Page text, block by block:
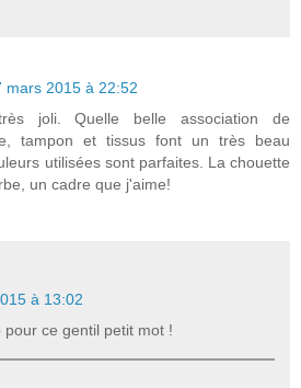
mars 2015 à 22:52
joli. Quelle belle association de
tampon et tissus font un très beau
utilisées sont parfaites. La chouette
un cadre que j'aime!
à 13:02
pour ce gentil petit mot !